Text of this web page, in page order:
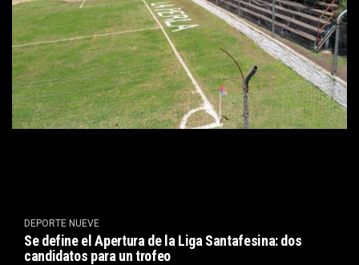
DEPORTE NUEVE
Se define el Apertura de la Liga Santafesina: dos
candidatos para un trofeo